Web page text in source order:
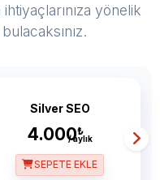
yönelik
Silver SEO
4.000₺
/ aylık
SEPETE EKLE